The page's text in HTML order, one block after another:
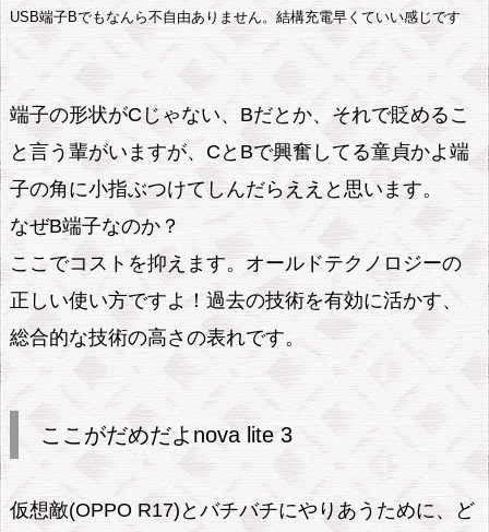
USB端子Bでもなんら不自由ありません。結構充電早くていい感じです
端子の形状がCじゃない、Bだとか、それで貶めるこ
と言う輩がいますが、CとBで興奮してる童貞かよ端
子の角に小指ぶつけてしんだらええと思います。
なぜB端子なのか？
ここでコストを抑えます。オールドテクノロジーの
正しい使い方ですよ！過去の技術を有効に活かす、
総合的な技術の高さの表れです。
ここがだめだよnova lite 3
仮想敵(OPPO R17)とバチバチにやりあうために、ど